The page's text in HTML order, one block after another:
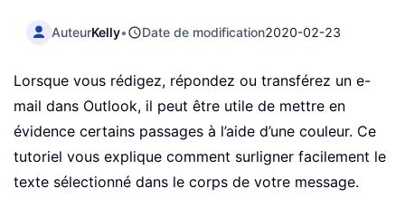
AuteurKelly• Date de modification2020-02-23
Lorsque vous rédigez, répondez ou transférez un e-
mail dans Outlook, il peut être utile de mettre en
évidence certains passages à l’aide d’une couleur. Ce
tutoriel vous explique comment surligner facilement le
texte sélectionné dans le corps de votre message.